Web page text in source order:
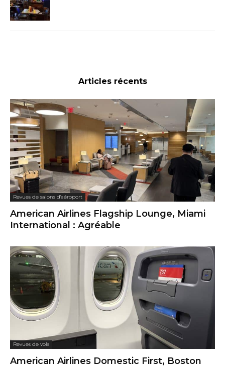
Articles récents
Revues de salons d'aéroport
American Airlines Flagship Lounge, Miami
International : Agréable
Revues de vols
American Airlines Domestic First, Boston